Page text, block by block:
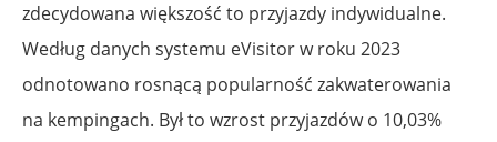
zdecydowana większość to przyjazdy indywidualne.
Według danych systemu eVisitor w roku 2023
odnotowano rosnącą popularność zakwaterowania
na kempingach. Był to wzrost przyjazdów o 10,03%